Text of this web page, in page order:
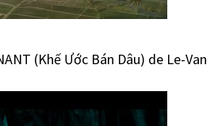
(Khế Ước Bán Dâu) de Le-Van